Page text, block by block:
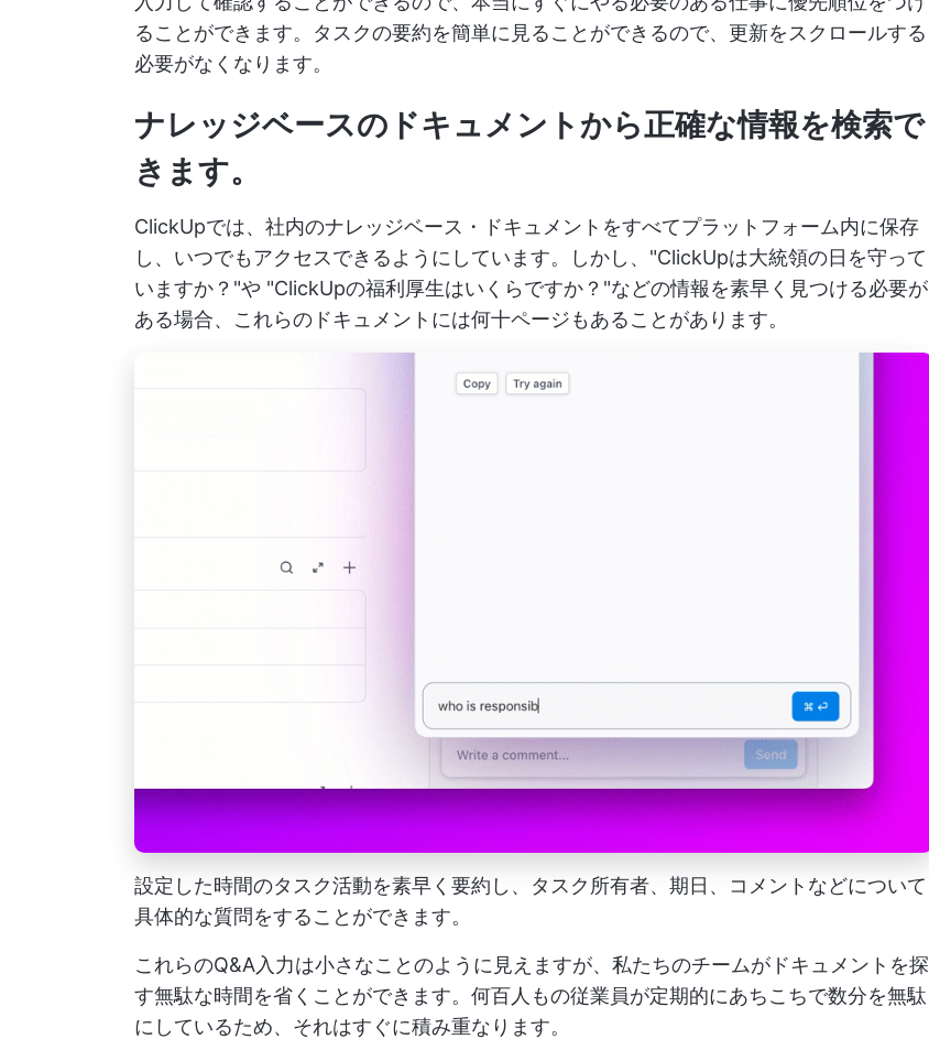
ることができます。タスクの要約を簡単に見ることができるので、更新をスクロールする
必要がなくなります。
ナレッジベースのドキュメントから正確な情報を検索で
きます。
ClickUpでは、社内のナレッジベース・ドキュメントをすべてプラットフォーム内に保存
し、いつでもアクセスできるようにしています。しかし、"ClickUpは大統領の日を守って
いますか？"や "ClickUpの福利厚生はいくらですか？"などの情報を素早く見つける必要が
ある場合、これらのドキュメントには何十ページもあることがあります。
設定した時間のタスク活動を素早く要約し、タスク所有者、期日、コメントなどについて
具体的な質問をすることができます。
これらのQ&A入力は小さなことのように見えますが、私たちのチームがドキュメントを探
す無駄な時間を省くことができます。何百人もの従業員が定期的にあちこちで数分を無駄
にしているため、それはすぐに積み重なります。